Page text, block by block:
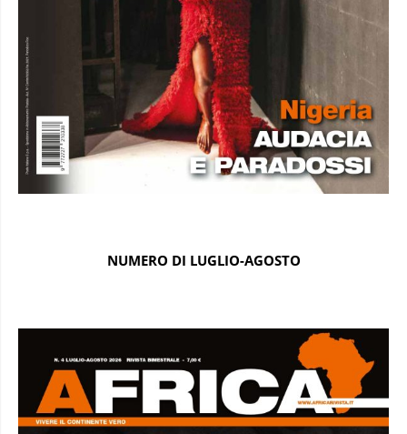
NUMERO DI LUGLIO-AGOSTO